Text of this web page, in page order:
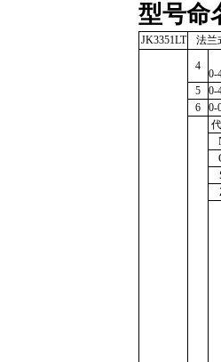
型号命
JK3351LT 法兰
4
0-
5
0-
6
0-